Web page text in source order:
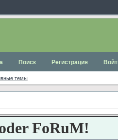
Поиск Регистрация
темы
FoRuM!